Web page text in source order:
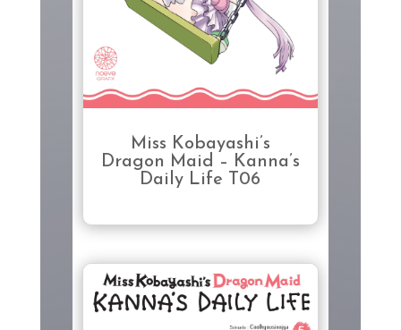
Miss Kobayashi’s
Dragon Maid – Kanna’s
Daily Life T06